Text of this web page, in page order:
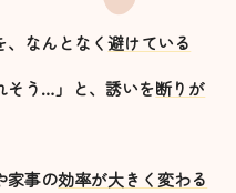
、なんとなく避けている
そう…」と、誘いを断りが
家事の効率が大きく変わる